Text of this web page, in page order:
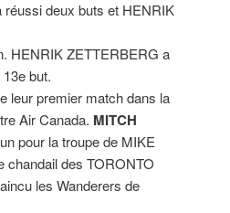
deux buts et HENRIK
HENRIK ZETTERBERG a
but.
leur premier match dans la
Air Canada. MITCH
pour la troupe de MIKE
chandail des TORONTO
les Wanderers de